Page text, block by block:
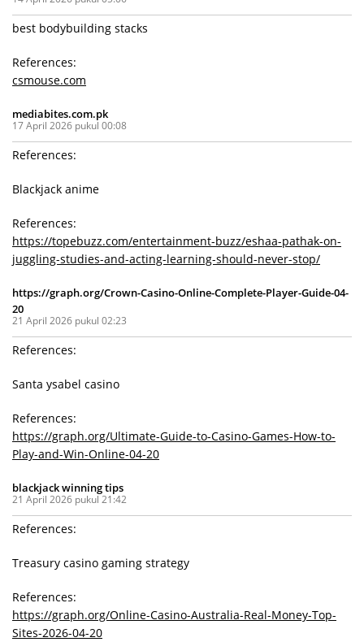
best bodybuilding stacks
References:
csmouse.com
mediabites.com.pk
17 April 2026 pukul 00:08
References:
Blackjack anime
References:
https://topebuzz.com/entertainment-buzz/eshaa-pathak-on-
juggling-studies-and-acting-learning-should-never-stop/
https://graph.org/Crown-Casino-Online-Complete-Player-Guide-04-
20
21 April 2026 pukul 02:23
References:
Santa ysabel casino
References:
https://graph.org/Ultimate-Guide-to-Casino-Games-How-to-
Play-and-Win-Online-04-20
blackjack winning tips
21 April 2026 pukul 21:42
References:
Treasury casino gaming strategy
References:
https://graph.org/Online-Casino-Australia-Real-Money-Top-
Sites-2026-04-20